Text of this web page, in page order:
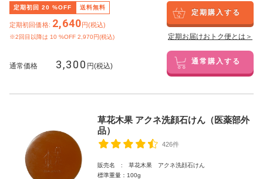
定期初回 20 %OFF 送料無料
定期初回価格: 2,640円(税込)
※2回目以降は 10 %OFF 2,970円(税込)
定期購入する
定期お届けおトク便とは＞
通常価格 3,300 円(税込) 通常購入する
草花木果 アクネ洗顔石けん（医薬部外
品）
426件
販売名 : 草花木果 アクネ洗顔石けん
標準重量：100g